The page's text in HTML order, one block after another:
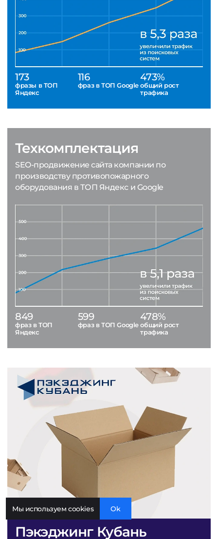
173
фразы в ТОП
Яндекс
116
фраз в ТОП Google
473%
общий рост
трафика
Пэкэджинг Кубань
Техкомплектация
SEO-продвижение сайта компании по
производству противопожарного
оборудования в ТОП Яндекс и Google
849
фраз в ТОП
Яндекс
599
фраз в ТОП Google
478%
общий рост
трафика
Мы используем cookies Ok